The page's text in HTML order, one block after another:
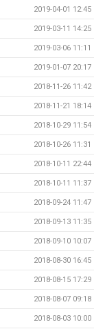
2019-04-01 12:45
2019-03-11 14:25
2019-03-06 11:11
2019-01-07 20:17
2018-11-26 11:42
2018-11-21 18:14
2018-10-29 11:54
2018-10-26 11:31
2018-10-11 22:44
2018-10-11 11:37
2018-09-24 11:47
2018-09-13 11:35
2018-09-10 10:07
2018-08-30 16:45
2018-08-15 17:29
2018-08-07 09:18
2018-08-03 10:00